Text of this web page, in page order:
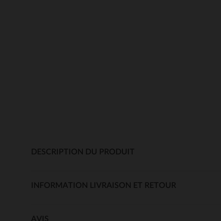
DESCRIPTION DU PRODUIT
INFORMATION LIVRAISON ET RETOUR
AVIS